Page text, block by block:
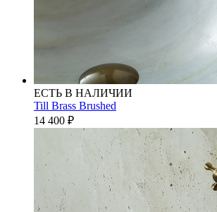
ЕСТЬ В НАЛИЧИИ
Till Brass Brushed
14 400 ₽